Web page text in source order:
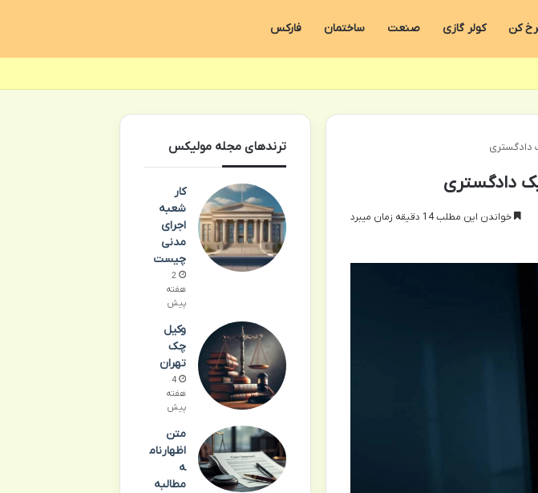
کن کولر گازی صنعت ساختمان فارکس
دادگستری
دادگستری
خواندن این مطلب 14 دقیقه زمان میبرد
ترندهای مجله مولیکس
کار
شعبه
اجرای
مدنی
چیست
2
هفته
پیش
وکیل
چک
تهران
4
هفته
پیش
متن
اظهارنام
ه
مطالبه